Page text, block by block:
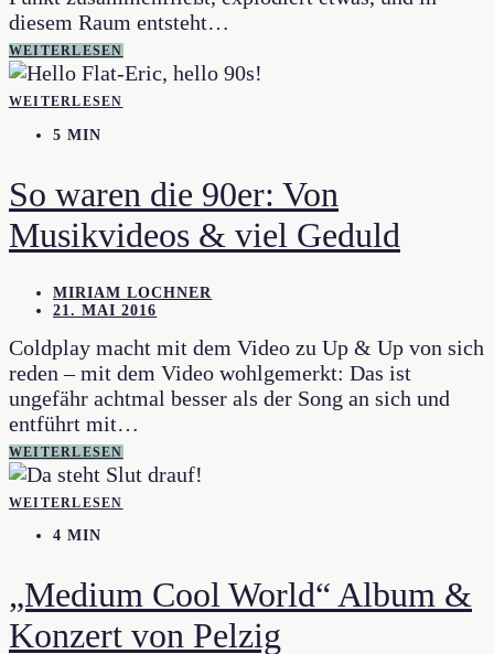
diesem Raum entsteht…
WEITERLESEN
WEITERLESEN
5 MIN
So waren die 90er: Von
Musikvideos & viel Geduld
MIRIAM LOCHNER
21. MAI 2016
Coldplay macht mit dem Video zu Up & Up von sich
reden – mit dem Video wohlgemerkt: Das ist
ungefähr achtmal besser als der Song an sich und
entführt mit…
WEITERLESEN
WEITERLESEN
4 MIN
„Medium Cool World“ Album &
Konzert von Pelzig